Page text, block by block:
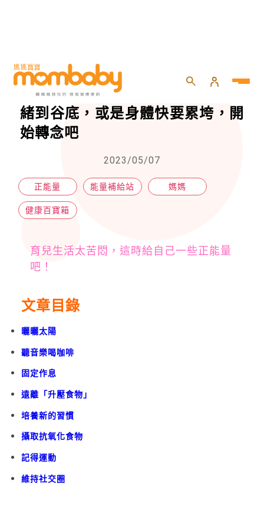
HOME 親子 健康百寶箱
給媽媽的8個正能量點子，感覺情
緒到谷底，或是身體快要累垮，開
始轉念吧
2023/05/07
正能量 能量補給站 媽媽
健康百寶箱
育兒生活太苦悶，這時給自己一些正能量
吧！
文章目錄
曬曬太陽
聽音樂喝咖啡
固定作息
遠離「升壓食物」
培養新的習慣
攝取抗氧化食物
記得運動
維持社交圈